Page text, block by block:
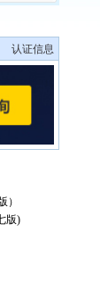
认证信息
）
版)